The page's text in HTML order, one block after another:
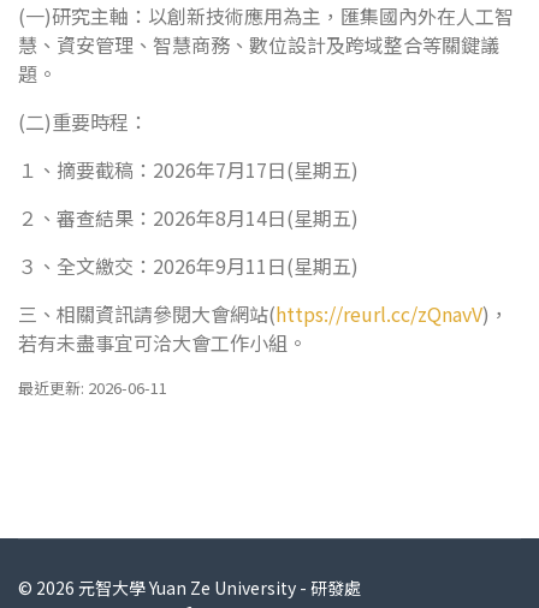
(一)研究主軸：以創新技術應用為主，匯集國內外在人工智
慧、資安管理、智慧商務、數位設計及跨域整合等關鍵議
題。
(二)重要時程：
１、摘要截稿：2026年7月17日(星期五)
２、審查結果：2026年8月14日(星期五)
３、全文繳交：2026年9月11日(星期五)
三、相關資訊請參閱大會網站(https://reurl.cc/zQnavV)，
若有未盡事宜可洽大會工作小組。
最近更新: 2026-06-11
© 2026 元智大學 Yuan Ze University - 研發處